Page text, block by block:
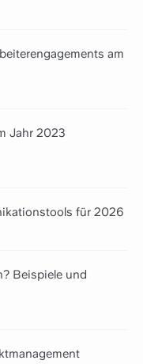
am
Jahr 2023
für 2026
Beispiele und